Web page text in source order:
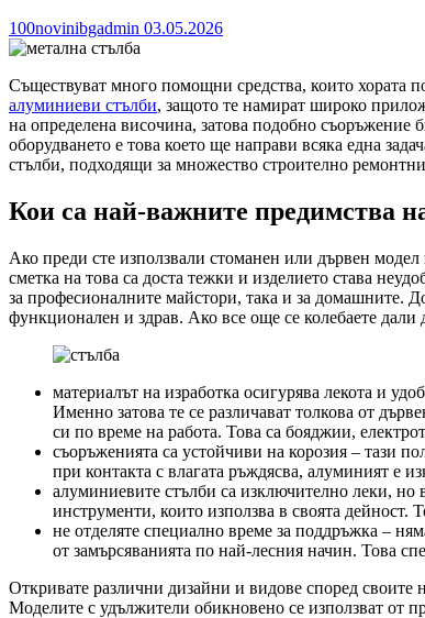
100novinibgadmin 03.05.2026
Съществуват много помощни средства, които хората
алуминиеви стълби, защото те намират широко
на определена височина, затова подобно
оборудването е това което ще направи всяка една
стълби, подходящи за множество строително
Кои са най-важните предимства
Ако преди сте използвали стоманен или дървен модел
сметка на това са доста тежки и изделието става
за професионалните майстори, така и за домашните.
функционален и здрав. Ако все още се колебаете
материалът на изработка осигурява лекота и
Именно затова те се различават толкова от
си по време на работа. Това са бояджии,
съоръженията са устойчиви на корозия – тази
при контакта с влагата ръждясва, алуминият е
алуминиевите стълби са изключително леки, но
инструменти, които използва в своята дейност.
не отделяте специално време за поддръжка –
от замърсяванията по най-лесния начин. Това
Откривате различни дизайни и видове според
Моделите с удължители обикновено се използват от